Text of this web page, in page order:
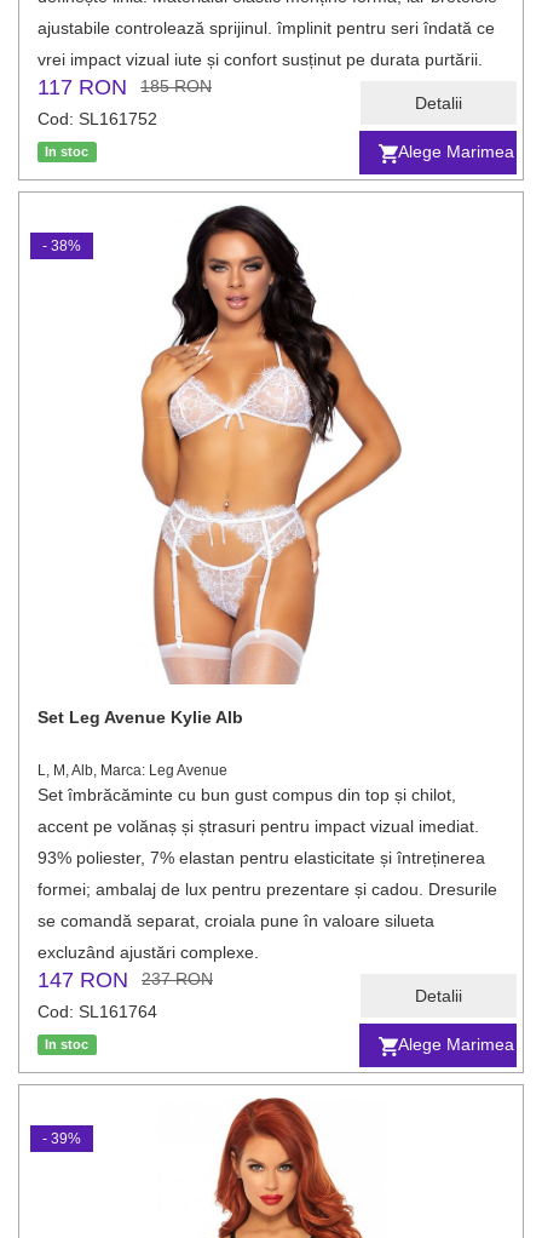
Alege Marimea
Detalii
ajustabile controlează sprijinul. împlinit pentru seri îndată ce
vrei impact vizual iute și confort susținut pe durata purtării.
117 RON
185 RON
Cod: SL161752
In stoc
Alege Marimea
Detalii
Set Leg Avenue Kylie Alb
L, M, Alb, Marca: Leg Avenue
Set îmbrăcăminte cu bun gust compus din top și chilot,
accent pe volănaș și ștrasuri pentru impact vizual imediat.
93% poliester, 7% elastan pentru elasticitate și întreținerea
formei; ambalaj de lux pentru prezentare și cadou. Dresurile
se comandă separat, croiala pune în valoare silueta
excluzând ajustări complexe.
147 RON
237 RON
Cod: SL161764
In stoc
- 38%
- 39%